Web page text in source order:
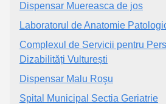
Dispensar Muereasca de jos
Laboratorul de Anatomie
Complexul de Servicii pentru
Dizabilități Vulturești
Dispensar Malu Roşu
Spital Municipal Sectia Geriatrie